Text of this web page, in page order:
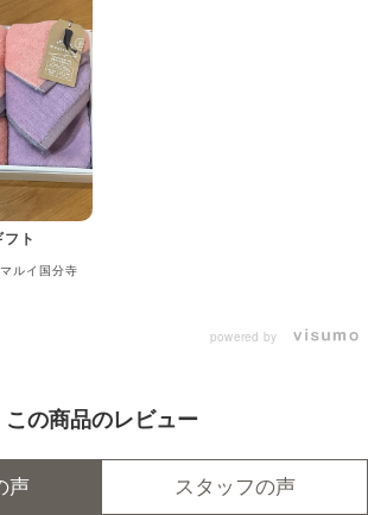
ト
ルイ国分寺
powered by
この商品のレビュー
声 スタッフの声